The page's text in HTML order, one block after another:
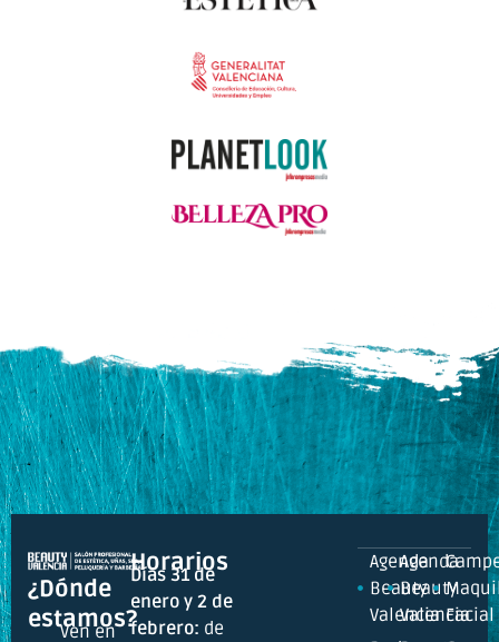
¿Dónde
estamos?
Ven en
Horarios
Días 31 de
enero y 2 de
febrero: de
Agenda
Beauty
Valencia
Agenda
Beauty
ValenciaFacial